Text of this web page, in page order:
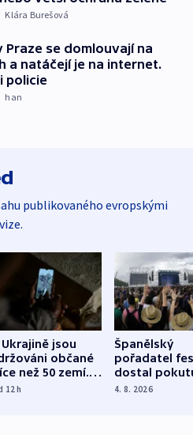
Klára Burešová
Praze se domlouvají na
a natáčejí je na internet.
policie
han
publikovaného evropskými
Ukrajině jsou
občané
než 50 zemí.
na straně
12h
Španělský
pořadatel
dostal
nekalé
4. 8. 2026